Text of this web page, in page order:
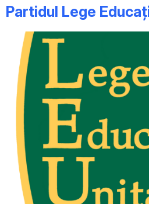
Partidul Lege